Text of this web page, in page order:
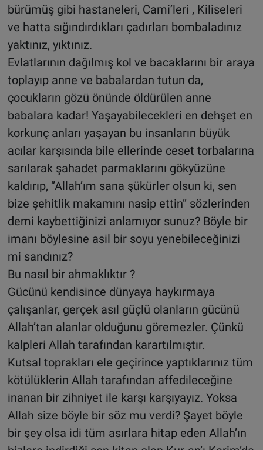
bürümüş gibi hastaneleri, Cami’leri , Kiliseleri
ve hatta sığındırdıkları çadırları bombaladınız
yaktınız, yıktınız.
Evlatlarının dağılmış kol ve bacaklarını bir araya
toplayıp anne ve babalardan tutun da,
çocukların gözü önünde öldürülen anne
babalara kadar! Yaşayabilecekleri en dehşet en
korkunç anları yaşayan bu insanların büyük
acılar karşısında bile ellerinde ceset torbalarına
sarılarak şahadet parmaklarını gökyüzüne
kaldırıp, ‘’Allah’ım sana şükürler olsun ki, sen
bize şehitlik makamını nasip ettin’’ sözlerinden
demi kaybettiğinizi anlamıyor sunuz? Böyle bir
imanı böylesine asil bir soyu yenebileceğinizi
mi sandınız?
Bu nasıl bir ahmaklıktır ?
Gücünü kendisince dünyaya haykırmaya
çalışanlar, gerçek asıl güçlü olanların gücünü
Allah’tan alanlar olduğunu göremezler. Çünkü
kalpleri Allah tarafından karartılmıştır.
Kutsal toprakları ele geçirince yaptıklarınız tüm
kötülüklerin Allah tarafından affedileceğine
inanan bir zihniyet ile karşı karşıyayız. Yoksa
Allah size böyle bir söz mu verdi? Şayet böyle
bir şey olsa idi tüm asırlara hitap eden Allah’ın